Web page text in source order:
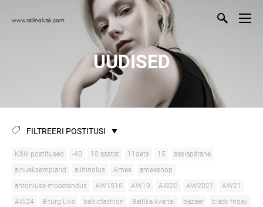
www.railinolvak.com
UUDISED
FILTREERI POSTITUSI
Kõik postitused -40 10 aastat 11dets 15
aasiapärane
ainueksemplarid
allhindlus Amee
ameeshop
antoniuse moeetendus
AW1516 AW19 AW20 AW2021
AW21
AW24
B-turg Live balticfashion Baltika kvartal bazaar
black friday